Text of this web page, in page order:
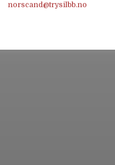
norscand@trysilbb.no